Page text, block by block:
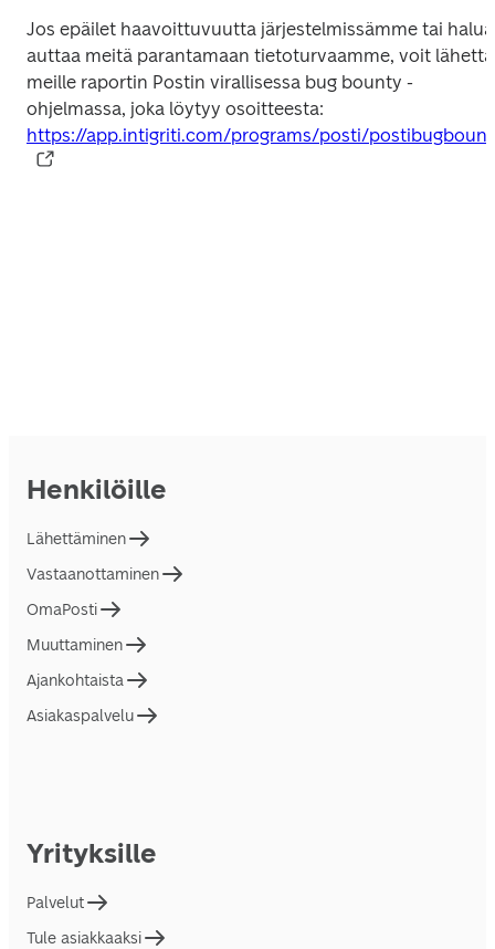
Jos epäilet haavoittuvuutta järjestelmissämme tai
auttaa meitä parantamaan tietoturvaamme, voit
meille raportin Postin virallisessa bug bounty -
https://app.intigriti.com/programs/posti/
Henkilöille
Lähettäminen
Vastaanottaminen
OmaPosti
Muuttaminen
Ajankohtaista
Asiakaspalvelu
Yrityksille
Palvelut
Tule asiakkaaksi